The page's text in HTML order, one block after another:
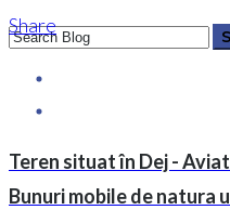
Share
Teren situat în Dej -
Bunuri mobile de natura